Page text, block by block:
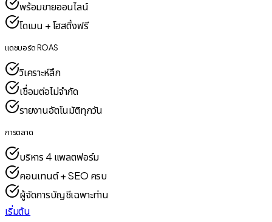
พร้อมขายออนไลน์
โดเมน + โฮสติ้งฟรี
แดชบอร์ด ROAS
วิเคราะห์ลึก
เชื่อมต่อไม่จำกัด
รายงานอัตโนมัติทุกวัน
การตลาด
บริหาร 4 แพลตฟอร์ม
คอนเทนต์ + SEO ครบ
ผู้จัดการบัญชีเฉพาะท่าน
เริ่มต้น